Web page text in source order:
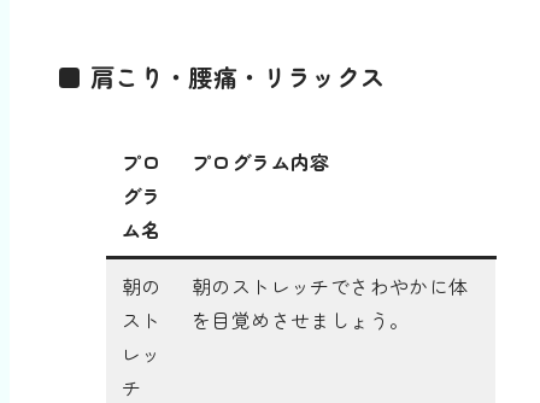
■ 肩こり・腰痛・リラックス
プロ
グラ
ム名
プログラム内容
朝の
スト
レッ
チ
朝のストレッチでさわやかに体
を目覚めさせましょう。